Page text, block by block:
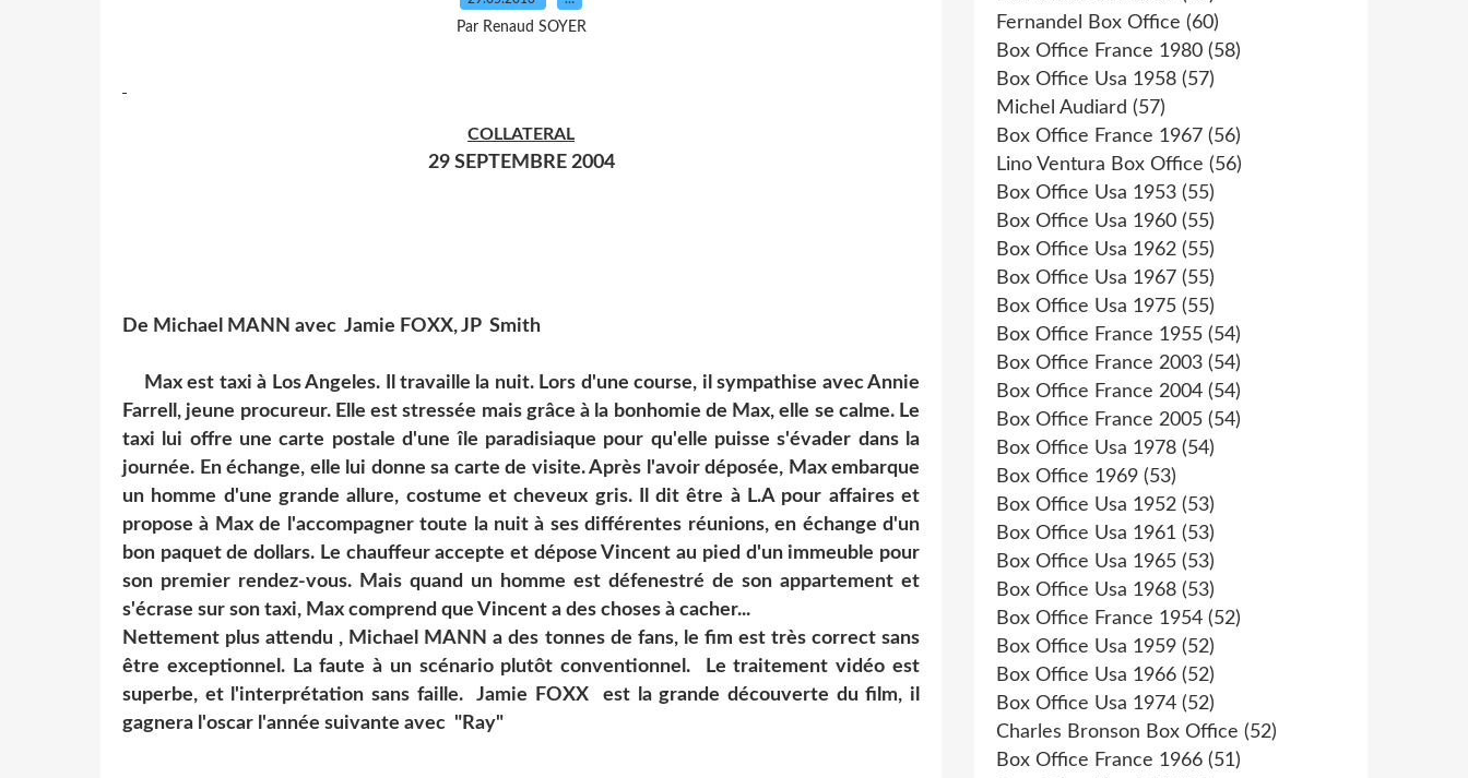
Par Renaud SOYER
COLLATERAL
29 SEPTEMBRE 2004
De Michael MANN avec Jamie FOXX, JP Smith
Max est taxi à Los Angeles. Il travaille la nuit. Lors d'une course, il sympathise avec Annie
Farrell, jeune procureur. Elle est stressée mais grâce à la bonhomie de Max, elle se calme. Le
taxi lui offre une carte postale d'une île paradisiaque pour qu'elle puisse s'évader dans la
journée. En échange, elle lui donne sa carte de visite. Après l'avoir déposée, Max embarque
un homme d'une grande allure, costume et cheveux gris. Il dit être à L.A pour affaires et
propose à Max de l'accompagner toute la nuit à ses différentes réunions, en échange d'un
bon paquet de dollars. Le chauffeur accepte et dépose Vincent au pied d'un immeuble pour
son premier rendez-vous. Mais quand un homme est défenestré de son appartement et
s'écrase sur son taxi, Max comprend que Vincent a des choses à cacher...
Nettement plus attendu , Michael MANN a des tonnes de fans, le fim est très correct sans
être exceptionnel. La faute à un scénario plutôt conventionnel. Le traitement vidéo est
superbe, et l'interprétation sans faille. Jamie FOXX est la grande découverte du film, il
gagnera l'oscar l'année suivante avec "Ray"
Fernandel Box Office (60)
Box Office France 1980 (58)
Box Office Usa 1958 (57)
Michel Audiard (57)
Box Office France 1967 (56)
Lino Ventura Box Office (56)
Box Office Usa 1953 (55)
Box Office Usa 1960 (55)
Box Office Usa 1962 (55)
Box Office Usa 1967 (55)
Box Office Usa 1975 (55)
Box Office France 1955 (54)
Box Office France 2003 (54)
Box Office France 2004 (54)
Box Office France 2005 (54)
Box Office Usa 1978 (54)
Box Office 1969 (53)
Box Office Usa 1952 (53)
Box Office Usa 1961 (53)
Box Office Usa 1965 (53)
Box Office Usa 1968 (53)
Box Office France 1954 (52)
Box Office Usa 1959 (52)
Box Office Usa 1966 (52)
Box Office Usa 1974 (52)
Charles Bronson Box Office (52)
Box Office France 1966 (51)